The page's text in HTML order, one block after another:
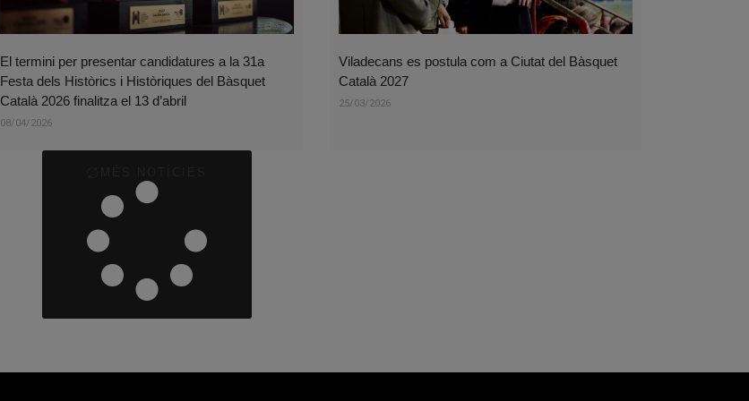
El termini per presentar candidatures a la 31a
Festa dels Històrics i Històriques del Bàsquet
Català 2026 finalitza el 13 d’abril
08/04/2026
Viladecans es postula com a Ciutat del Bàsquet
Català 2027
25/03/2026